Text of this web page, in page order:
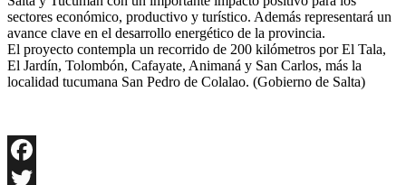
sectores económico, productivo y turístico. Además representará un
avance clave en el desarrollo energético de la provincia.
El proyecto contempla un recorrido de 200 kilómetros por El Tala,
El Jardín, Tolombón, Cafayate, Animaná y San Carlos, más la
localidad tucumana San Pedro de Colalao. (Gobierno de Salta)
Facebook